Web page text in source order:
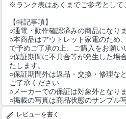
※ランク表はあくまでご参考として
【特記事項】
○通電・動作確認済みの商品になりま
○本商品はアウトレット家電のため
で予めご了承の上、ご購入をお願い
○保証期間に不具合等が発生した場
たします。
○保証期間外は返品・交換・修理な
ご了承ください
○メーカーでの保証は対象外となりま
○掲載の写真は商品状態のサンプル
レビューを書く